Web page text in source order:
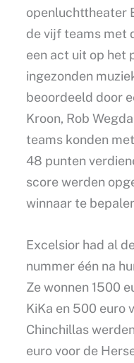
openluchttheater
de vijf teams met
een act uit op het
ingezonden
beoordeeld door
Kroon, Rob
teams konden
48 punten
score werden
winnaar te
Excelsior had al
nummer één na
Ze wonnen 1500
KiKa en 500 euro
Chinchillas
euro voor de